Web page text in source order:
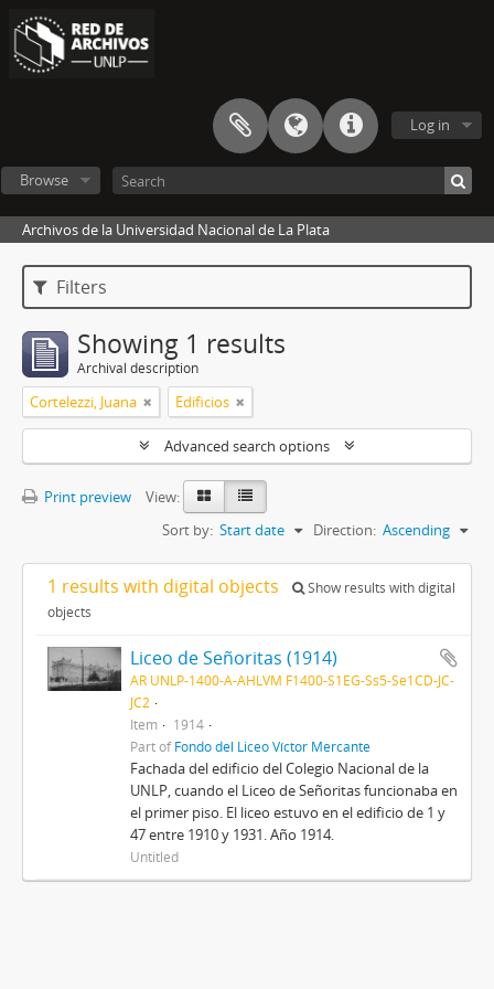
Log in
Browse
Archivos de la Universidad Nacional de La Plata
Filters
Showing 1 results
Archival description
Cortelezzi, Juana Edificios
Advanced search options
Print preview
View:
Sort by: Start date Direction: Ascending
1 results with digital objects
Show results with digital
objects
Liceo de Señoritas (1914)
AR UNLP-1400-A-AHLVM F1400-S1EG-Ss5-Se1CD-JC-
JC2
Item
1914
Part ofFondo del Liceo Víctor Mercante
Fachada del edificio del Colegio Nacional de la
UNLP, cuando el Liceo de Señoritas funcionaba en
el primer piso. El liceo estuvo en el edificio de 1 y
47 entre 1910 y 1931. Año 1914.
Untitled